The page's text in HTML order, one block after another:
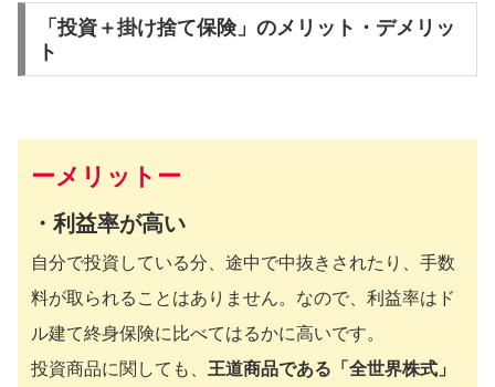
「投資＋掛け捨て保険」のメリット・デメリッ
ト
ーメリットー
・利益率が高い
自分で投資している分、途中で中抜きされたり、手数
料が取られることはありません。なので、利益率はド
ル建て終身保険に比べてはるかに高いです。
投資商品に関しても、 王道商品である「全世界株式」